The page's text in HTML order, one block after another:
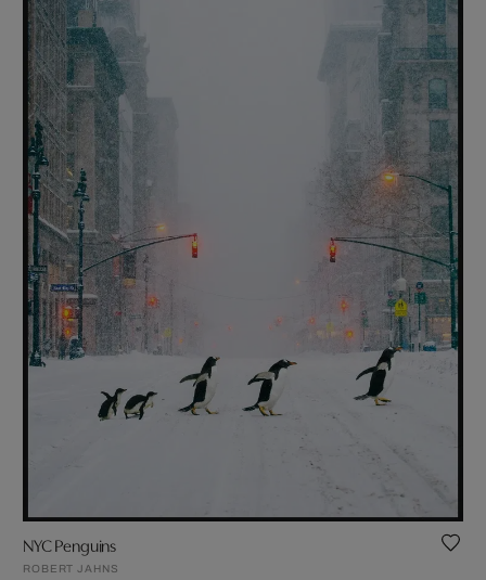
NYC Penguins
ROBERT JAHNS